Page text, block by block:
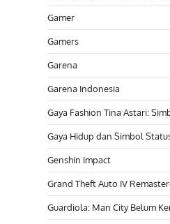
Gamer
Gamers
Garena
Garena Indonesia
Gaya Fashion Tina Astari:
Gaya Hidup dan Simbol
Genshin Impact
Grand Theft Auto IV
Guardiola: Man City Belum